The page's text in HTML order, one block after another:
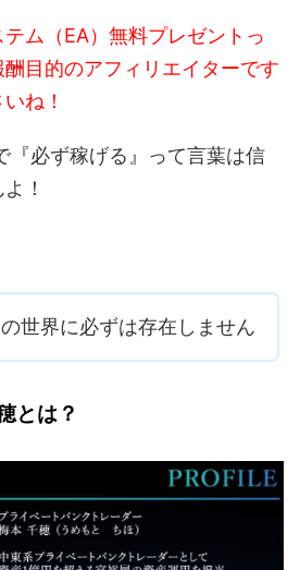
ム（EA）無料プレゼントっ
酬目的のアフィリエイターです
ね！
『必ず稼げる』って言葉は信
！
世界に必ずは存在しません
とは？